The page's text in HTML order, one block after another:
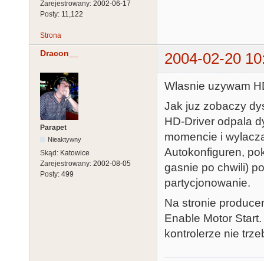
Zarejestrowany: 2002-06-17
Posty: 11,122
Strona
Dracon__ 2004-02-20
Parapet
Nieaktywny
Skąd: Katowice
Zarejestrowany: 2002-08-05
Posty: 499
Wlasnie uzywam
Jak juz zobaczy
HD-Driver odpala
momencie i
Autokonfiguren,
gasnie po chwili)
partycjonowanie.
Na stronie
Enable Motor
kontrolerze nie